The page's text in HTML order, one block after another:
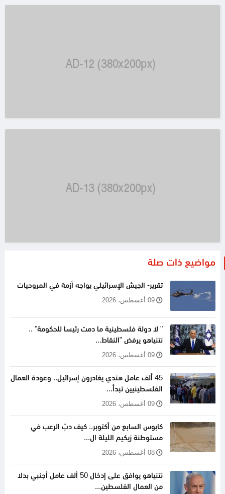
مواضيع ذات صلة
تقرير- الجيش الإسرائيلي يواجه أزمة في المروحيات
09 أغسطس، 2026
" لا دولة فلسطينية ما دمت رئيسا للحكومة" ..
نتنياهو يرفض "النقاط...
09 أغسطس، 2026
45 ألف عامل هندي يغادرون إسرائيل.. وعودة العمال
الفلسطينيين تبدأ...
09 أغسطس، 2026
كابوس السابع من أكتوبر.. كيف دبّ الرعب في
مستوطنة زيكيم الليلة ال...
08 أغسطس، 2026
نتنياهو يوافق على إدخال 50 ألف عامل أجنبي بدلا
من العمال الفلسطين...